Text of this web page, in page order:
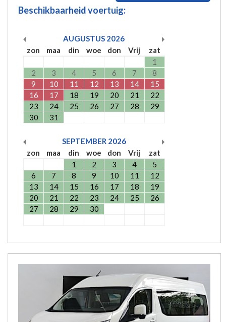
Beschikbaarheid voertuig:
AUGUSTUS 2026
zon
maa din woe don Vrij
zat
1
2
3 4 5 6 7
8
9
10 11 12 13 14
15
16
17 18 19 20 21
22
23
24 25 26 27 28
29
30
31
SEPTEMBER 2026
zon
maa din woe don Vrij
zat
1
2 3 4
5
6
7 8 9 10 11
12
13
14 15 16 17 18
19
20
21 22 23 24 25
26
27
28 29 30